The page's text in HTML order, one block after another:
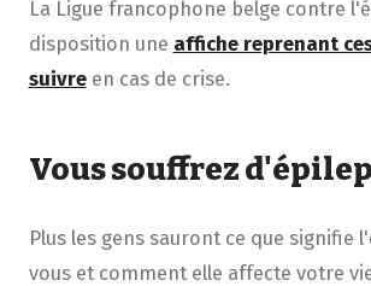
La Ligue francophone belge contre
disposition une affiche reprenant
suivreen cas de crise.
Vous souffrez
Plus les gens sauront ce que signifie
vous et comment elle affecte votre